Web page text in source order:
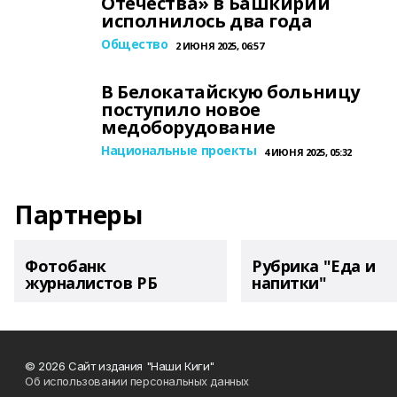
исполнилось два года
Общество 2 ИЮНЯ 2025, 06:57
В Белокатайскую больницу
поступило новое
медоборудование
Национальные проекты 4 ИЮНЯ 2025, 05:32
Партнеры
Фотобанк
журналистов РБ
Рубрика "Еда и
напитки"
© 2026 Сайт издания "Наши Киги"
Об использовании персональных данных